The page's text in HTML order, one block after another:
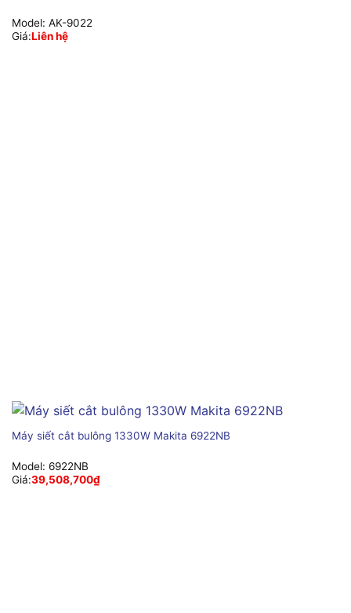
Model: AK-9022
Giá:Liên hệ
Máy siết cắt bulông 1330W Makita 6922NB
Model: 6922NB
Giá:39,508,700₫